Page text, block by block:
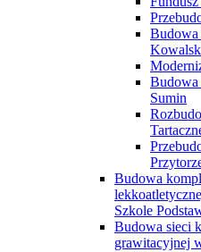
Budowa
Sumin
Budowa
Szkole
Budowa sieci
grawitacyjnej